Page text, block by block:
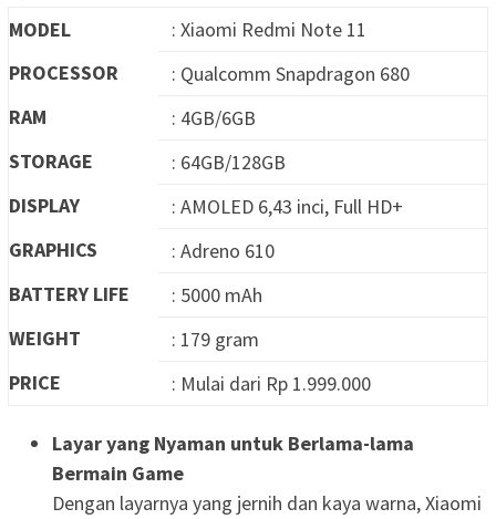
MODEL
: Xiaomi Redmi Note 11
PROCESSOR
: Qualcomm Snapdragon 680
RAM
: 4GB/6GB
STORAGE
: 64GB/128GB
DISPLAY
: AMOLED 6,43 inci, Full HD+
GRAPHICS
: Adreno 610
BATTERY LIFE
: 5000 mAh
WEIGHT
: 179 gram
PRICE
: Mulai dari Rp 1.999.000
Layar yang Nyaman untuk Berlama-lama
Bermain Game
Dengan layarnya yang jernih dan kaya warna, Xiaomi